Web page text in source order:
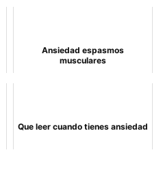
Ansiedad espasmos
musculares
Que leer cuando tienes ansiedad